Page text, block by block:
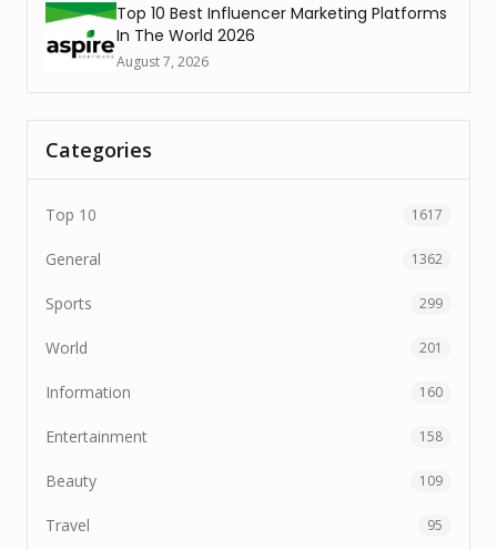
Top 10 Best Influencer Marketing Platforms
In The World 2026
August 7, 2026
Categories
Top 10 1617
General 1362
Sports 299
World 201
Information 160
Entertainment 158
Beauty 109
Travel 95